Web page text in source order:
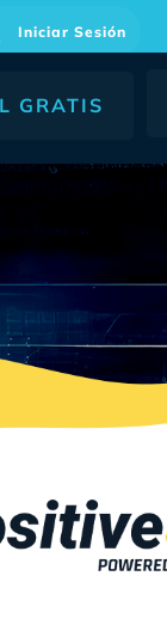
Iniciar Sesión
GRATIS